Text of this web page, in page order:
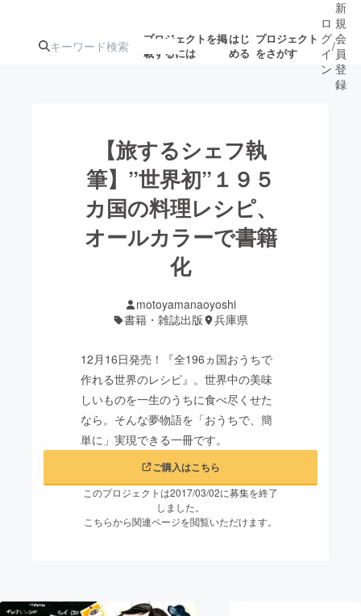
プロジェクトを掲
載するには
はじ
める
プロジェクト
をさがす
注目のリ 注目の新着プロ
ジェクト
募集終了が近いプ
ロジェクト
アート・写真
テクノロジー・ガジェット
映像・映画
まちづくり・地域活性化
CAMPFIRE for Social GoodCAMPFIRE Creation
CAMPFIREふるさと納税machi-ya
ロ
グ
イ
ン
/
新
規
会
員
登
録
【旅するシェフ執
筆】”世界初”１９５
カ国の料理レシピ、
オールカラーで書籍
化
motoyamanaoyoshi
書籍・雑誌出版
兵庫県
12月16日発売！『全196ヵ国おうちで
作れる世界のレシピ』。世界中の美味
しいものを一生のうちに食べ尽くせた
なら。そんな夢物語を「おうちで、簡
単に」実現できる一冊です。
ご購入はこちら
このプロジェクトは2017/03/02に募集を終了
しました。
こちらから関連ページを閲覧いただけます。